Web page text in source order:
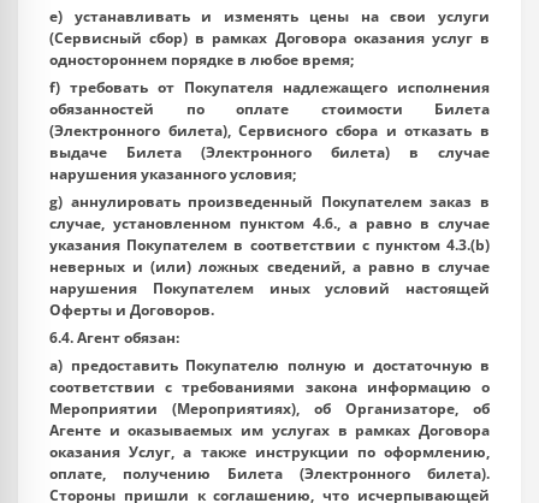
e) устанавливать и изменять цены на свои услуги
(Сервисный сбор) в рамках Договора оказания услуг в
одностороннем порядке в любое время;
f) требовать от Покупателя надлежащего исполнения
обязанностей по оплате стоимости Билета
(Электронного билета), Сервисного сбора и отказать в
выдаче Билета (Электронного билета) в случае
нарушения указанного условия;
g) аннулировать произведенный Покупателем заказ в
случае, установленном пунктом 4.6., а равно в случае
указания Покупателем в соответствии с пунктом 4.3.(b)
неверных и (или) ложных сведений, а равно в случае
нарушения Покупателем иных условий настоящей
Оферты и Договоров.
6.4. Агент обязан:
a) предоставить Покупателю полную и достаточную в
соответствии с требованиями закона информацию о
Мероприятии (Мероприятиях), об Организаторе, об
Агенте и оказываемых им услугах в рамках Договора
оказания Услуг, а также инструкции по оформлению,
оплате, получению Билета (Электронного билета).
Стороны пришли к соглашению, что исчерпывающей